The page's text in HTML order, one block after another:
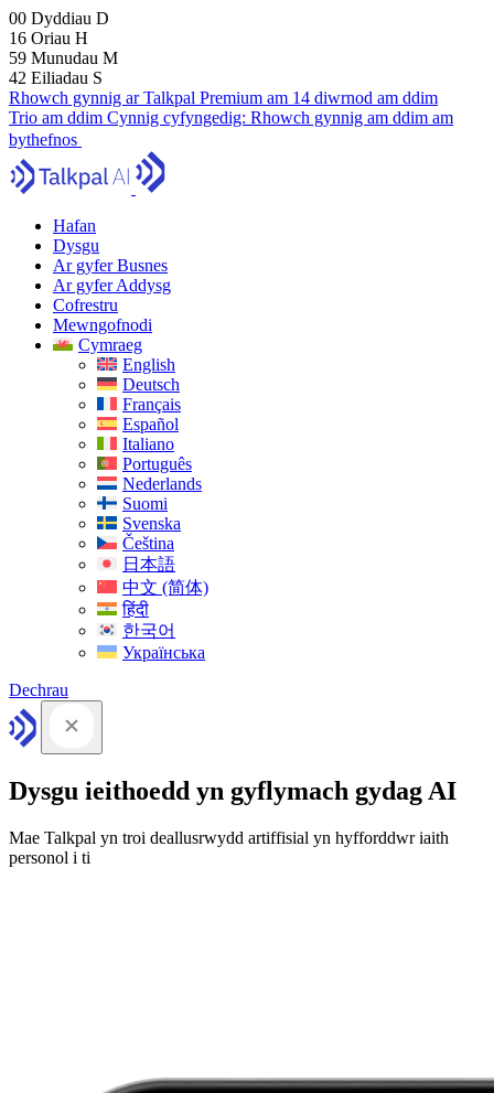
00 Dyddiau D
16 Oriau H
59 Munudau M
41 Eiliadau S
Rhowch gynnig ar Talkpal Premium am 14 diwrnod am ddim
Trio am ddim Cynnig cyfyngedig: Rhowch gynnig am ddim am
bythefnos
Hafan
Dysgu
Ar gyfer Busnes
Ar gyfer Addysg
Cofrestru
Mewngofnodi
Cymraeg
English
Deutsch
Français
Español
Italiano
Português
Nederlands
Suomi
Svenska
Čeština
日本語
中文 (简体)
हिंदी
한국어
Українська
Dechrau
Dysgu ieithoedd yn gyflymach gydag AI
Mae Talkpal yn troi deallusrwydd artiffisial yn hyfforddwr iaith
personol i ti